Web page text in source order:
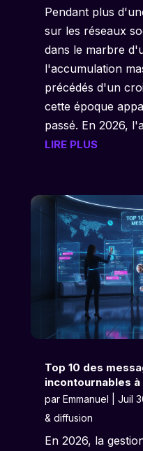
Pendant plus
sur les réseaux
dans le marbre
l'accumulation
précédés d'un
cette époque
passé. En 2026,
LIRE PLUS
Top 10 des
incontournables
par Emmanuel Juil
& diffusion
En 2026, la